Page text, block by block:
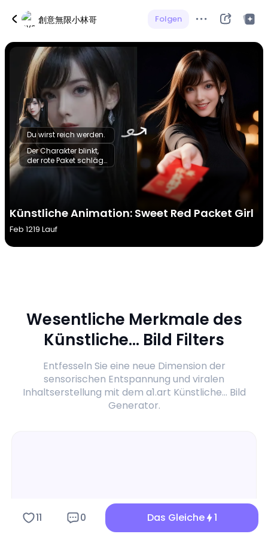
創意無限小林哥 Folgen
Du wirst reich werden.
Der Charakter blinkt,
der rote Paket schlägt,
die
1. Sekunde: Der
Charakter blinkt
plötzlich, die
Sekunde: Der rote
hell 4. Sekunde: Der
Charakterausdruck
ist leicht übertrieben,
voller Spaß 5.
Paket springt plötzlich
nach vorne mit
kurzem Schatten
Künstliche Animation: Sweet Red Packet Girl
Feb 1219 Lauf
Wesentliche Merkmale des
Künstliche... Bild Filters
Entfesseln Sie eine neue Dimension der
sensorischen Entspannung und viralen
Inhaltserstellung mit dem a1.art Künstliche... Bild
Generator.
11 0 Das Gleiche 1